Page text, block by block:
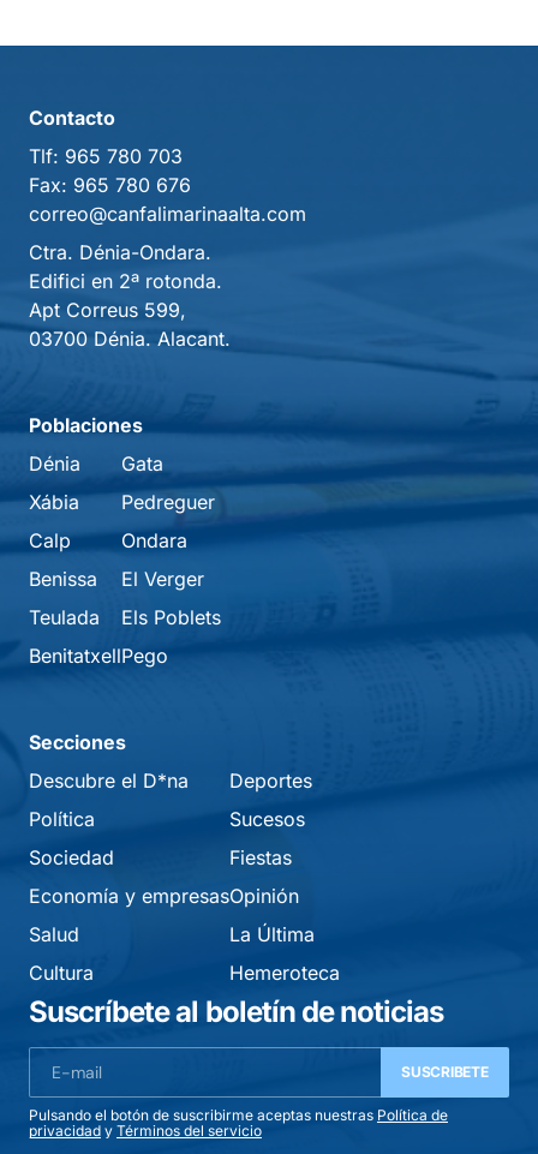
Contacto
Tlf: 965 780 703
Fax: 965 780 676
correo@canfalimarinaalta.com
Ctra. Dénia-Ondara.
Edifici en 2ª rotonda.
Apt Correus 599,
03700 Dénia. Alacant.
Poblaciones
Dénia
Xábia
Calp
Benissa
Teulada
Benitatxell
Gata
Pedreguer
Ondara
El Verger
Els Poblets
Pego
Secciones
Descubre el D*na
Política
Sociedad
Economía y empresas
Salud
Cultura
Deportes
Sucesos
Fiestas
Opinión
La Última
Hemeroteca
Suscríbete al boletín de noticias
SUSCRIBETE
Pulsando el botón de suscribirme aceptas nuestras Política de
privacidad y Términos del servicio